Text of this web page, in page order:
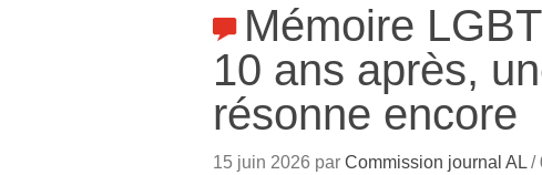
Mémoire
10 ans après,
résonne encore
15 juin 2026 par Commission journal AL /